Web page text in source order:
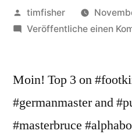
Veröffentlicht
von
timfisher
Veröffentliche einen
Moin! Top 3 on
#germanmaster and
#masterbruce